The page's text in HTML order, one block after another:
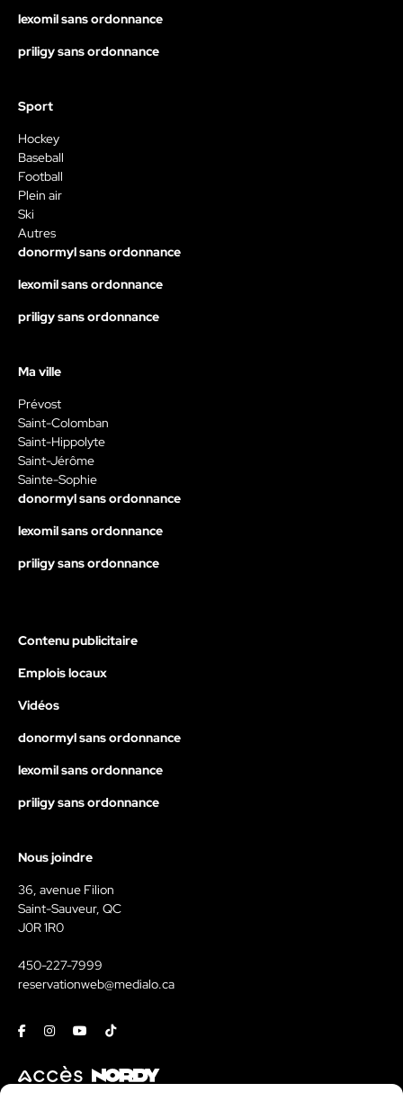
lexomil sans ordonnance
priligy sans ordonnance
Sport
Hockey
Baseball
Football
Plein air
Ski
Autres
donormyl sans ordonnance
lexomil sans ordonnance
priligy sans ordonnance
Ma ville
Prévost
Saint-Colomban
Saint-Hippolyte
Saint-Jérôme
Sainte-Sophie
donormyl sans ordonnance
lexomil sans ordonnance
priligy sans ordonnance
Contenu publicitaire
Emplois locaux
Vidéos
donormyl sans ordonnance
lexomil sans ordonnance
priligy sans ordonnance
Nous joindre
36, avenue Filion
Saint-Sauveur, QC
J0R 1R0
450-227-7999
reservationweb@medialo.ca
FacebookInstagramYoutubeTiktok